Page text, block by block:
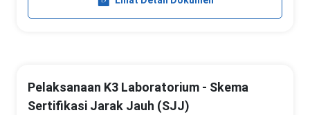
Pelaksanaan K3 Laboratorium - Skema
Sertifikasi Jarak Jauh (SJJ)